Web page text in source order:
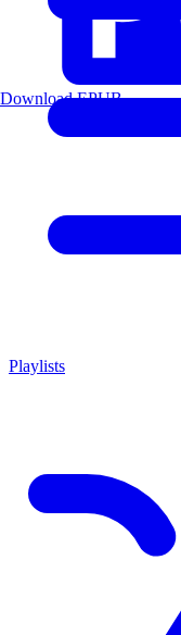
Playlists
Download EPUB